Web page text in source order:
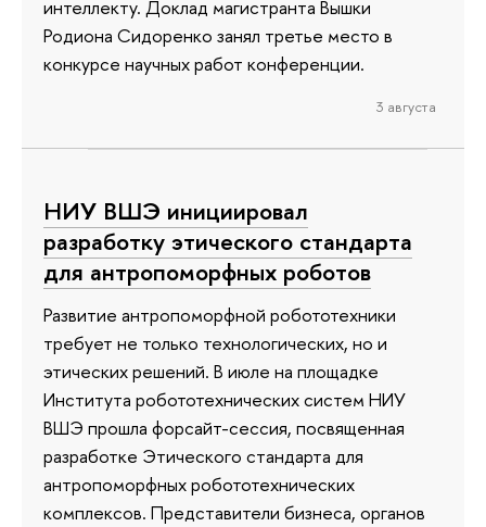
интеллекту. Доклад магистранта Вышки
Родиона Сидоренко занял третье место в
конкурсе научных работ конференции.
3 августа
НИУ ВШЭ инициировал
разработку этического стандарта
для антропоморфных роботов
Развитие антропоморфной робототехники
требует не только технологических, но и
этических решений. В июле на площадке
Института робототехнических систем НИУ
ВШЭ прошла форсайт-сессия, посвященная
разработке Этического стандарта для
антропоморфных робототехнических
комплексов. Представители бизнеса, органов